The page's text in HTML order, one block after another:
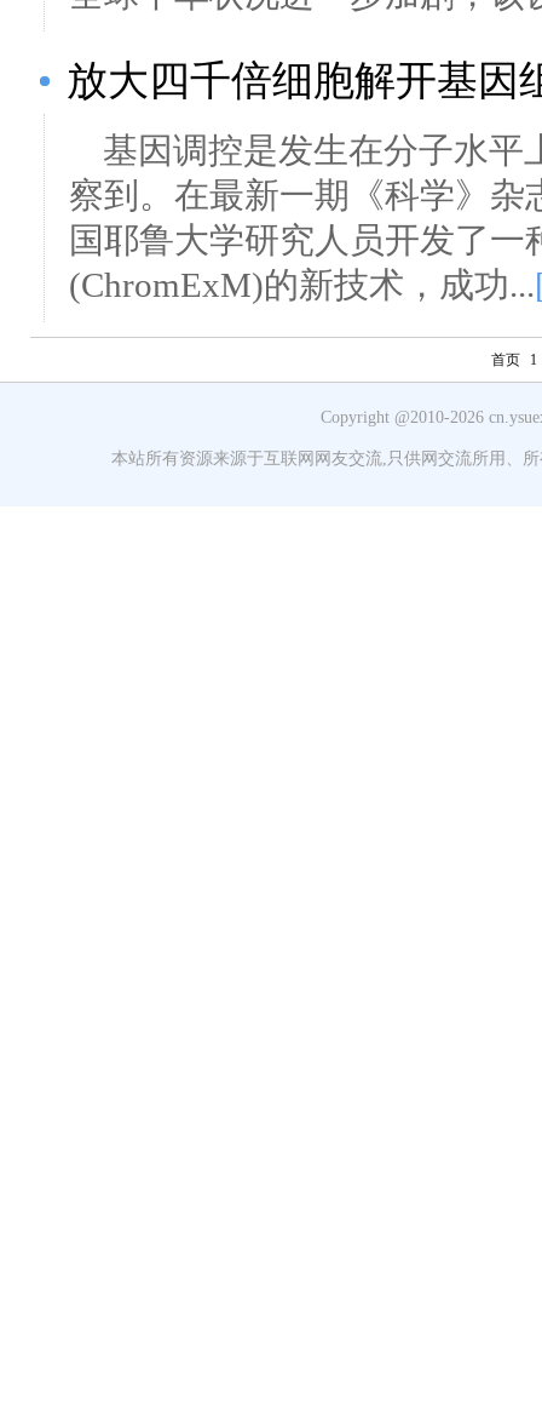
放大四千倍细胞解开基因
基因调控是发生在分子水平
察到。在最新一期《科学》
国耶鲁大学研究人员开发了
(ChromExM)的新技术，成功...
首页 1
Copyright @2010-2026
本站所有资源来源于互联网网友交流,只供网交流所用、